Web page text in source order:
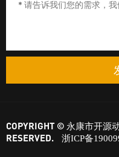
COPYRIGHT © 永康市开源
RESERVED.
浙ICP备